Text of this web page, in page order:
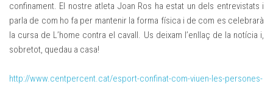
confinament. El nostre atleta Joan Ros ha estat un dels entrevistats i
parla de com ho fa per mantenir la forma física i de com es celebrarà
la cursa de L’home contra el cavall. Us deixam l’enllaç de la notícia i,
sobretot, quedau a casa!
http://www.centpercent.cat/esport-confinat-com-viuen-les-persones-